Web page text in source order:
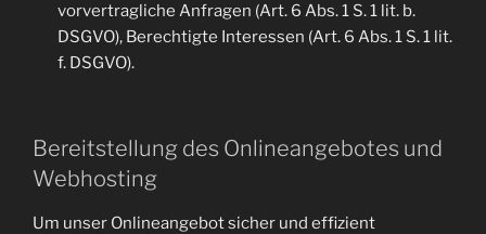
vorvertragliche Anfragen (Art. 6 Abs. 1 S. 1 lit. b.
DSGVO), Berechtigte Interessen (Art. 6 Abs. 1 S. 1 lit.
f. DSGVO).
Bereitstellung des Onlineangebotes und
Webhosting
Um unser Onlineangebot sicher und effizient